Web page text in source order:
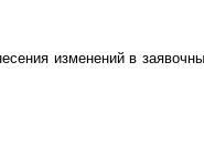
изменений в